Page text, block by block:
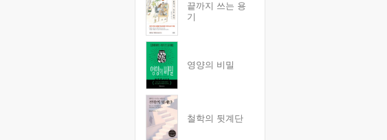
끝까지 쓰는 용
기
영양의 비밀
철학의 뒷계단